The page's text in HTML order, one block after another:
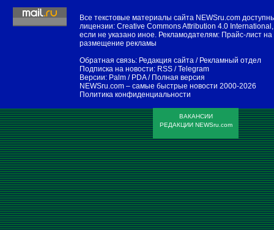
Все текстовые материалы сайта NEWSru.com
лицензии: Creative Commons Attribution 4.0 International ,
если не указано иное. Рекламодателям: Прайс-лист на
размещение рекламы
Обратная связь: Редакция сайта / Рекламный отдел
Подписка на новости: RSS /Telegram
Версии: Palm / PDA/ Полная версия
NEWSru.com – самые быстрые новости 2000-2026
Политика конфиденциальности
ВАКАНСИИ
РЕДАКЦИИ NEWSru.com